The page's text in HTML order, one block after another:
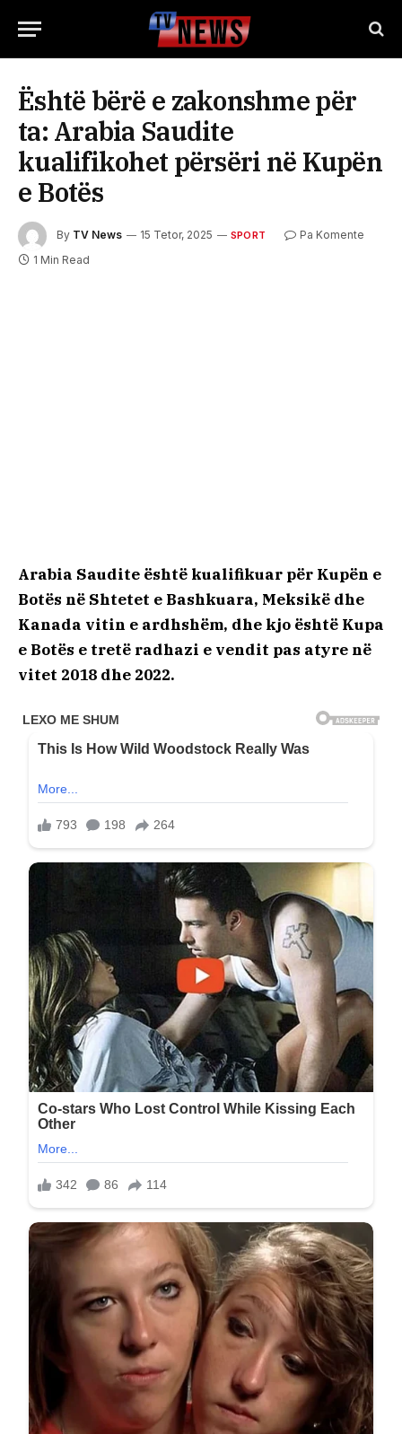
Është bërë e zakonshme për
ta: Arabia Saudite
kualifikohet përsëri në Kupën
e Botës
By TV News 15 Tetor, 2025 SPORT
Pa Komente
1 Min Read
Arabia Saudite është kualifikuar për Kupën e
Botës në Shtetet e Bashkuara, Meksikë dhe
Kanada vitin e ardhshëm, dhe kjo është Kupa
e Botës e tretë radhazi e vendit pas atyre në
vitet 2018 dhe 2022.